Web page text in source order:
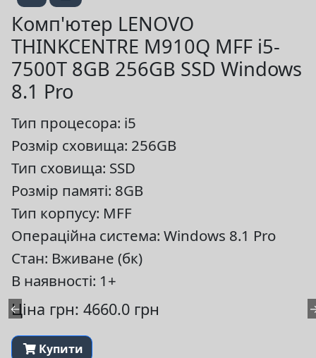
←
Комп'ютер LENOVO
THINKCENTRE M910Q MFF i5-
7500T 8GB 256GB SSD Windows
8.1 Pro
Тип процесора: i5
Розмір сховища: 256GB
Тип сховища: SSD
Розмір памяті: 8GB
Тип корпусу: MFF
Операційна система: Windows 8.1 Pro
Стан: Вживане (бк)
В наявності: 1+
Ціна грн: 4660.0 грн
Купити